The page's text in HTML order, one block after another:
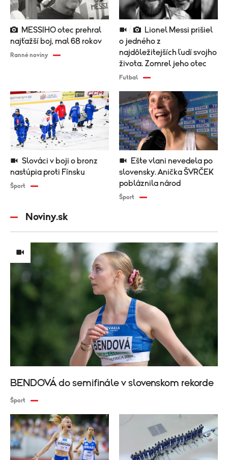
najťažší boj, mal 68 rokov
Ranné noviny
o jedného z
najdôležitejších ľudí svojho
života. Zomrel jeho otec
Futbal
nastúpia proti Fínsku
Šport
slovensky. Anička ŠVRČEK
pobláznila národ
Šport
Noviny.sk
BENDOVÁ do semifinále v slovenskom rekorde
Šport